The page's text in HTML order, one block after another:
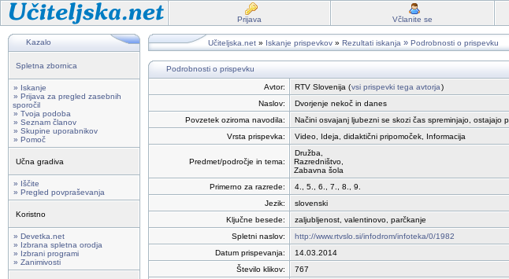
Prijava Včlanite se
Kazalo
Spletna zbornica
» Iskanje
» Prijava za pregled zasebnih
sporočil
» Tvoja podoba
» Seznam članov
» Skupine uporabnikov
» Pomoč
Učna gradiva
» Iščite
» Pregled povpraševanja
Koristno
» Devetka.net
» Izbrana spletna orodja
» Izbrani programi
» Zanimivosti
Učiteljska.net » Iskanje prispevkov » Rezultati iskanja » Podrobnosti o prispevku
Podrobnosti o prispevku
Avtor: RTV Slovenija (vsi prispevki tega avtorja)
Naslov:
Dvorjenje nekoč in danes
Povzetek oziroma navodila:
Načini osvajanj ljubezni se skozi čas spreminjajo,
Vrsta prispevka:
Video, Ideja, didaktični pripomoček, Informacija
Predmet/področje in tema:
Družba,
Razredništvo,
Zabavna šola
Primerno za razrede:
4., 5., 6., 7., 8., 9.
Jezik:
slovenski
Ključne besede:
zaljubljenost, valentinovo, parčkanje
Spletni naslov:
http://www.rtvslo.si/infodrom/infoteka/0/1982
Datum prispevanja:
14.03.2014
Število klikov:
767